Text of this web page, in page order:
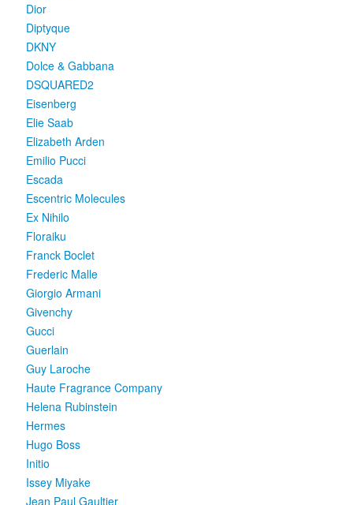
Dior
Diptyque
DKNY
Dolce & Gabbana
DSQUARED2
Eisenberg
Elie Saab
Elizabeth Arden
Emilio Pucci
Escada
Escentric Molecules
Ex Nihilo
Floraiku
Franck Boclet
Frederic Malle
Giorgio Armani
Givenchy
Gucci
Guerlain
Guy Laroche
Haute Fragrance Company
Helena Rubinstein
Hermes
Hugo Boss
Initio
Issey Miyake
Jean Paul Gaultier